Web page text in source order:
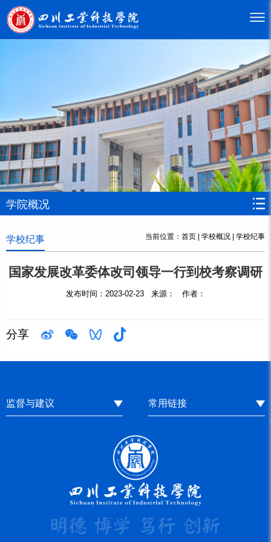
学院概况
学校纪事 当前位置： 首页 | 学校概况 | 学校纪事
国家发展改革委体改司领导一行到校考察调研
发布时间：2023-02-23 来源： 作者：
分享
监督与建议 常用链接